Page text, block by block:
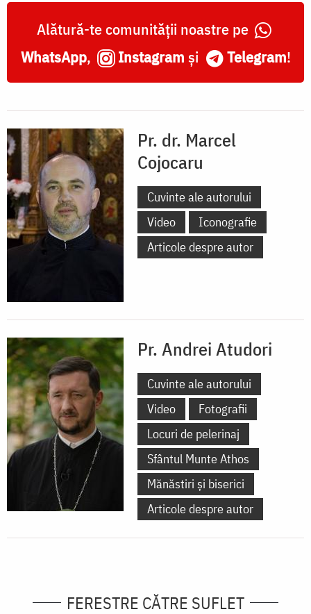
Alătură-te comunității noastre pe
WhatsApp, Instagram și Telegram!
Pr. dr. Marcel
Cojocaru
Cuvinte ale autorului
Video
Iconografie
Articole despre autor
Pr. Andrei Atudori
Cuvinte ale autorului
Video
Fotografii
Locuri de pelerinaj
Sfântul Munte Athos
Mănăstiri și biserici
Articole despre autor
FERESTRE CĂTRE SUFLET